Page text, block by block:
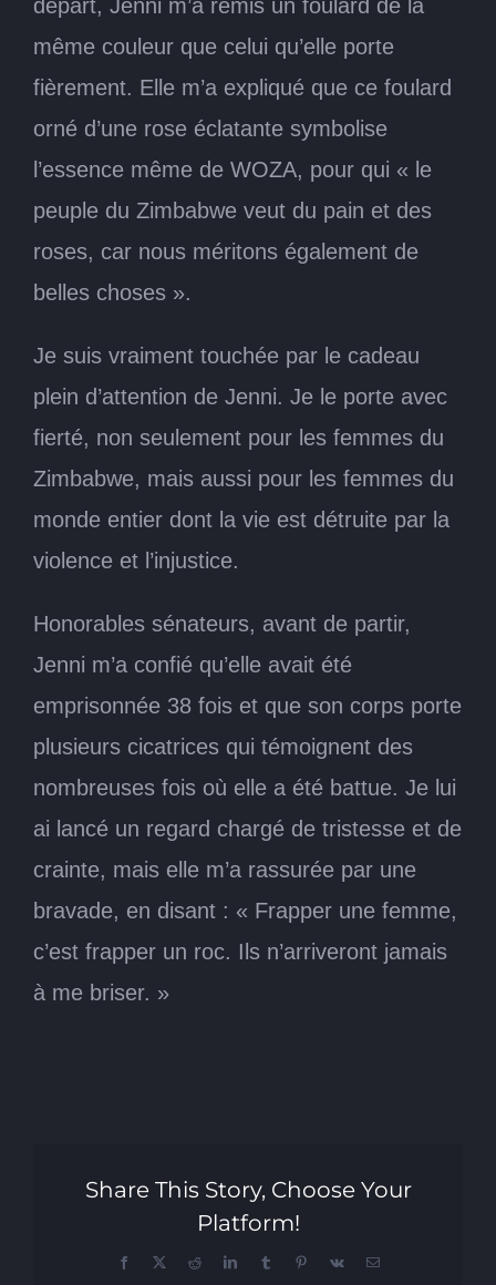
départ, Jenni m’a remis un foulard de la
même couleur que celui qu’elle porte
fièrement. Elle m’a expliqué que ce foulard
orné d’une rose éclatante symbolise
l’essence même de WOZA, pour qui « le
peuple du Zimbabwe veut du pain et des
roses, car nous méritons également de
belles choses ».
Je suis vraiment touchée par le cadeau
plein d’attention de Jenni. Je le porte avec
fierté, non seulement pour les femmes du
Zimbabwe, mais aussi pour les femmes du
monde entier dont la vie est détruite par la
violence et l’injustice.
Honorables sénateurs, avant de partir,
Jenni m’a confié qu’elle avait été
emprisonnée 38 fois et que son corps porte
plusieurs cicatrices qui témoignent des
nombreuses fois où elle a été battue. Je lui
ai lancé un regard chargé de tristesse et de
crainte, mais elle m’a rassurée par une
bravade, en disant : « Frapper une femme,
c’est frapper un roc. Ils n’arriveront jamais
à me briser. »
Share This Story, Choose Your
Platform!
Facebook
X RedditLinkedInTumblrPinterestVk Email